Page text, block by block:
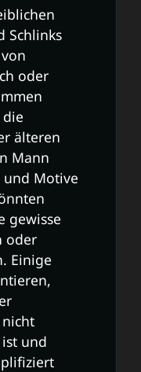
Schlinks
oder
älteren
Mann
Motive
gewisse
oder
Einige
und